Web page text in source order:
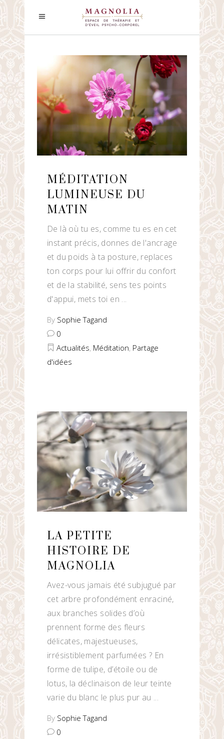
MÉDITATION
LUMINEUSE DU
MATIN
De là où tu es, comme tu es en cet
instant précis, donnes de l'ancrage
et du poids à ta posture, replaces
ton corps pour lui offrir du confort
et de la stabilité, sens tes points
d'appui, mets toi en
By Sophie Tagand
0
Actualités, Méditation, Partage
d'idées
LA PETITE
HISTOIRE DE
MAGNOLIA
Avez-vous jamais été subjugué par
cet arbre profondément enraciné,
aux branches solides d’où
prennent forme des fleurs
délicates, majestueuses,
irrésistiblement parfumées ? En
forme de tulipe, d’étoile ou de
lotus, la déclinaison de leur teinte
varie du blanc le plus pur au
By Sophie Tagand
0